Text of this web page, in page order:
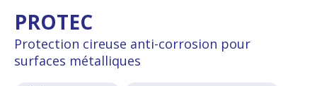
PROTEC
Protection cireuse anti-corrosion pour
surfaces métalliques